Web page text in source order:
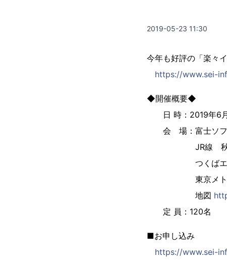
2019-05-23 11:30
今年も好評の「楽々
https://www.sei-
◆開催概要◆
日 時：2019年6
会 場：富士ソフ
JR線 秋葉原駅
つくばエクスプ
東京メトロ日
地図
定 員：120名
■お申し込み
https://www.sei-